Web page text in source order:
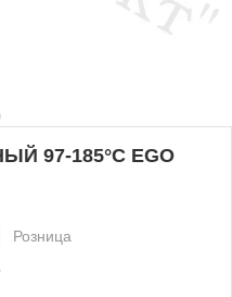
97-185°C EGO
Розница